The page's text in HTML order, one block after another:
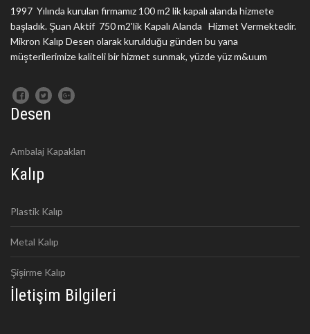
1997 Yılında kurulan firmamız 100 m2 lik kapalı alanda hizmete
başladık. Şuan Aktif 750 m2'lik Kapalı Alanda Hizmet Vermektedir.
Mikron Kalıp Desen olarak kurulduğu günden bu yana
müşterilerimize kaliteli bir hizmet sunmak, yüzde yüz m&uum
Desen
Ambalaj Kapakları
Kalıp
Plastik Kalıp
Metal Kalıp
Şişirme Kalıp
İletişim Bilgileri